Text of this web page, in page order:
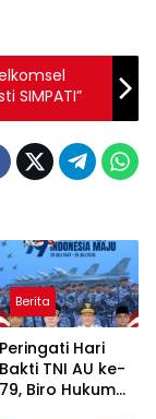
SIMPATI”
Berita
Peringati Hari
Bakti TNI AU ke-
79, Biro Hukum